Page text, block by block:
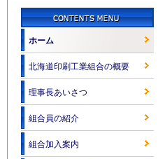
ホーム
北海道印刷工業組合の概要
理事長あいさつ
組合員の紹介
組合加入案内